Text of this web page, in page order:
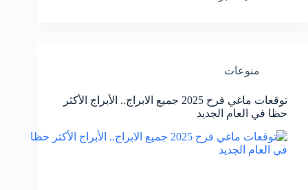
منوعات
توقعات ماغي فرح 2025 جميع الابراج.. الأبراج الأكثر
حظا في العام الجديد